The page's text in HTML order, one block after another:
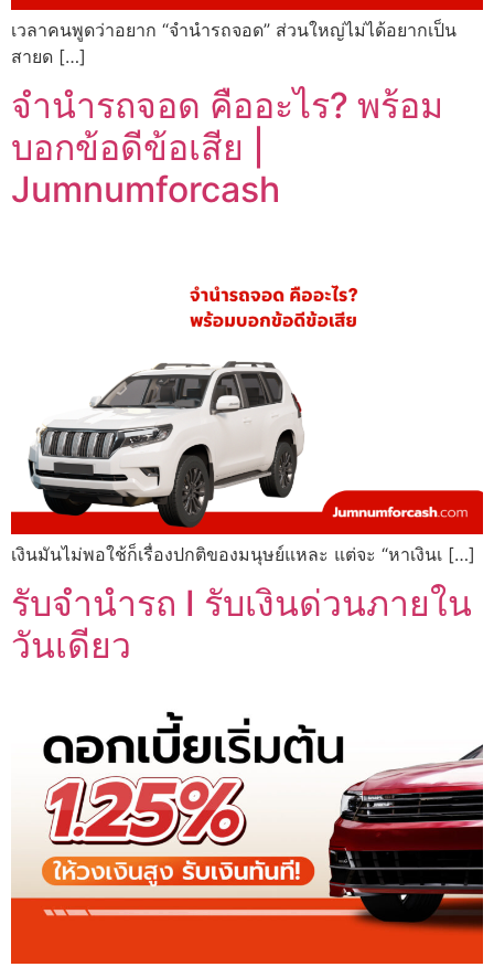
เวลาคนพูดว่าอยาก “จำนำรถจอด” ส่วนใหญ่ไม่ได้อยากเป็น
สายด […]
จำนำรถจอด คืออะไร? พร้อม
บอกข้อดีข้อเสีย |
Jumnumforcash
เงินมันไม่พอใช้ก็เรื่องปกติของมนุษย์แหละ แต่จะ “หาเงินเ […]
รับจำนำรถ I รับเงินด่วนภายใน
วันเดียว